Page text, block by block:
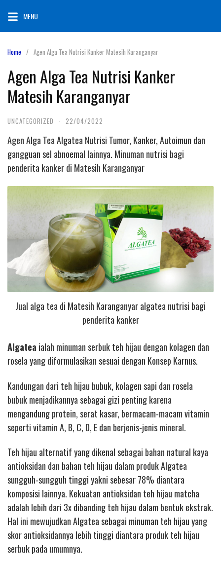
content
MENU
Home Agen Alga Tea Nutrisi Kanker Matesih Karanganyar
Agen Alga Tea Nutrisi Kanker
Matesih Karanganyar
UNCATEGORIZED · 22/04/2022
Agen Alga Tea Algatea Nutrisi Tumor, Kanker, Autoimun dan
gangguan sel abnoemal lainnya. Minuman nutrisi bagi
penderita kanker di Matesih Karanganyar
Jual alga tea di Matesih Karanganyar algatea nutrisi bagi
penderita kanker
Algatea ialah minuman serbuk teh hijau dengan kolagen dan
rosela yang diformulasikan sesuai dengan Konsep Karnus.
Kandungan dari teh hijau bubuk, kolagen sapi dan rosela
bubuk menjadikannya sebagai gizi penting karena
mengandung protein, serat kasar, bermacam-macam vitamin
seperti vitamin A, B, C, D, E dan berjenis-jenis mineral.
Teh hijau alternatif yang dikenal sebagai bahan natural kaya
antioksidan dan bahan teh hijau dalam produk Algatea
sungguh-sungguh tinggi yakni sebesar 78% diantara
komposisi lainnya. Kekuatan antioksidan teh hijau matcha
adalah lebih dari 3x dibanding teh hijau dalam bentuk ekstrak.
Hal ini mewujudkan Algatea sebagai minuman teh hijau yang
skor antioksidannya lebih tinggi diantara produk teh hijau
serbuk pada umumnya.